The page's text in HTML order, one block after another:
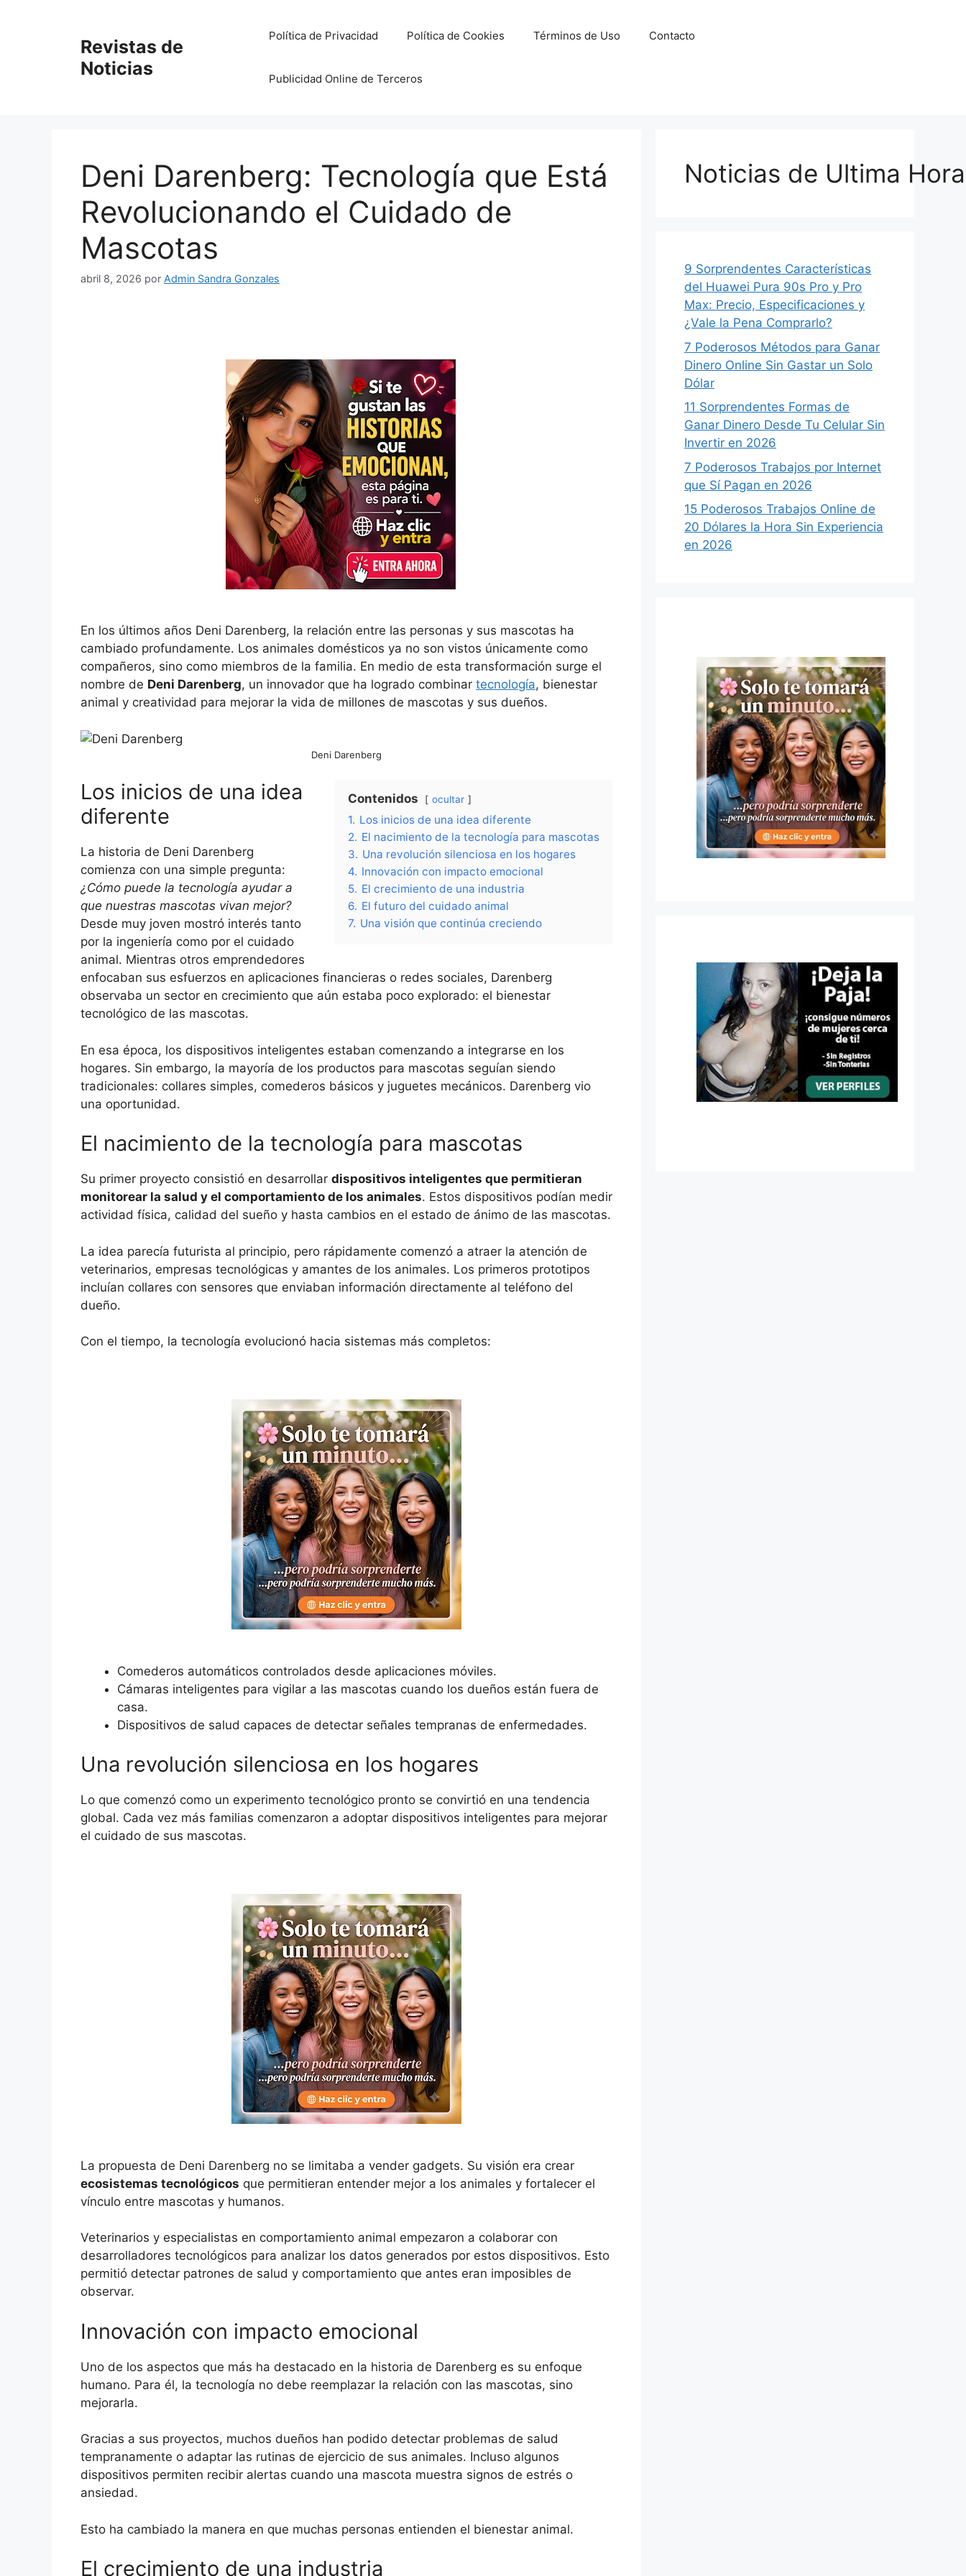
Revistas de
Noticias
Política de Privacidad Política de Cookies Términos de Uso Contacto
Publicidad Online de Terceros
Deni Darenberg: Tecnología que Está
Revolucionando el Cuidado de
Mascotas
abril 8, 2026 por Admin Sandra Gonzales
En los últimos años Deni Darenberg, la relación entre las personas y sus mascotas ha
cambiado profundamente. Los animales domésticos ya no son vistos únicamente como
compañeros, sino como miembros de la familia. En medio de esta transformación surge el
nombre de Deni Darenberg, un innovador que ha logrado combinar tecnología, bienestar
animal y creatividad para mejorar la vida de millones de mascotas y sus dueños.
Deni Darenberg
Contenidos ocultar
1. Los inicios de una idea diferente
2. El nacimiento de la tecnología para mascotas
3. Una revolución silenciosa en los hogares
4. Innovación con impacto emocional
5. El crecimiento de una industria
6. El futuro del cuidado animal
7. Una visión que continúa creciendo
Los inicios de una idea
diferente
La historia de Deni Darenberg
comienza con una simple pregunta:
¿Cómo puede la tecnología ayudar a
que nuestras mascotas vivan mejor?
Desde muy joven mostró interés tanto
por la ingeniería como por el cuidado
animal. Mientras otros emprendedores
enfocaban sus esfuerzos en aplicaciones financieras o redes sociales, Darenberg
observaba un sector en crecimiento que aún estaba poco explorado: el bienestar
tecnológico de las mascotas.
En esa época, los dispositivos inteligentes estaban comenzando a integrarse en los
hogares. Sin embargo, la mayoría de los productos para mascotas seguían siendo
tradicionales: collares simples, comederos básicos y juguetes mecánicos. Darenberg vio
una oportunidad.
El nacimiento de la tecnología para mascotas
Su primer proyecto consistió en desarrollar dispositivos inteligentes que permitieran
monitorear la salud y el comportamiento de los animales. Estos dispositivos podían medir
actividad física, calidad del sueño y hasta cambios en el estado de ánimo de las mascotas.
La idea parecía futurista al principio, pero rápidamente comenzó a atraer la atención de
veterinarios, empresas tecnológicas y amantes de los animales. Los primeros prototipos
incluían collares con sensores que enviaban información directamente al teléfono del
dueño.
Con el tiempo, la tecnología evolucionó hacia sistemas más completos:
Comederos automáticos controlados desde aplicaciones móviles.
Cámaras inteligentes para vigilar a las mascotas cuando los dueños están fuera de
casa.
Dispositivos de salud capaces de detectar señales tempranas de enfermedades.
Una revolución silenciosa en los hogares
Lo que comenzó como un experimento tecnológico pronto se convirtió en una tendencia
global. Cada vez más familias comenzaron a adoptar dispositivos inteligentes para mejorar
el cuidado de sus mascotas.
La propuesta de Deni Darenberg no se limitaba a vender gadgets. Su visión era crear
ecosistemas tecnológicos que permitieran entender mejor a los animales y fortalecer el
vínculo entre mascotas y humanos.
Veterinarios y especialistas en comportamiento animal empezaron a colaborar con
desarrolladores tecnológicos para analizar los datos generados por estos dispositivos. Esto
permitió detectar patrones de salud y comportamiento que antes eran imposibles de
observar.
Innovación con impacto emocional
Uno de los aspectos que más ha destacado en la historia de Darenberg es su enfoque
humano. Para él, la tecnología no debe reemplazar la relación con las mascotas, sino
mejorarla.
Gracias a sus proyectos, muchos dueños han podido detectar problemas de salud
tempranamente o adaptar las rutinas de ejercicio de sus animales. Incluso algunos
dispositivos permiten recibir alertas cuando una mascota muestra signos de estrés o
ansiedad.
Esto ha cambiado la manera en que muchas personas entienden el bienestar animal.
El crecimiento de una industria
Noticias de Ultima
9 Sorprendentes Características
del Huawei Pura 90s Pro y Pro
Max: Precio, Especificaciones y
¿Vale la Pena Comprarlo?
7 Poderosos Métodos para Ganar
Dinero Online Sin Gastar un Solo
Dólar
11 Sorprendentes Formas de
Ganar Dinero Desde Tu Celular Sin
Invertir en 2026
7 Poderosos Trabajos por Internet
que Sí Pagan en 2026
15 Poderosos Trabajos Online de
20 Dólares la Hora Sin Experiencia
en 2026